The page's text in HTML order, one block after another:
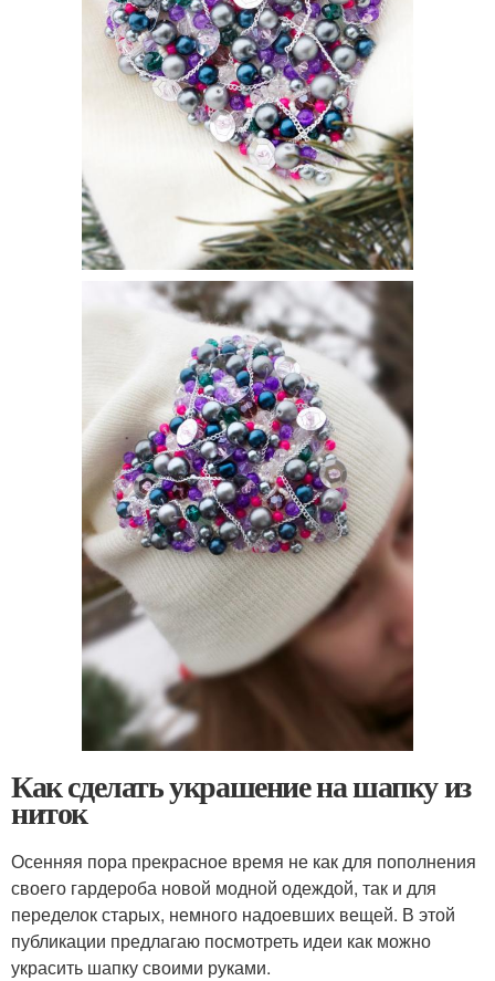
Как сделать украшение на шапку из
ниток
Осенняя пора прекрасное время не как для пополнения
своего гардероба новой модной одеждой, так и для
переделок старых, немного надоевших вещей. В этой
публикации предлагаю посмотреть идеи как можно
украсить шапку своими руками.